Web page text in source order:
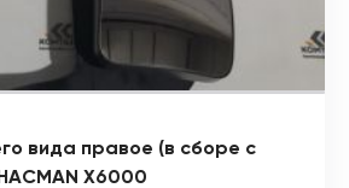
вида правое (в сборе с
X6000